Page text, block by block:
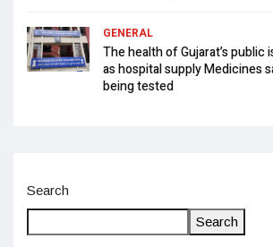
GENERAL
The health of Gujarat’s public
as hospital supply Medicines
being tested
Search
Search